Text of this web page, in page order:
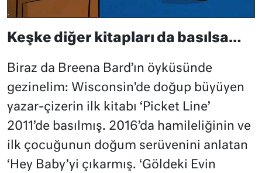
Keşke diğer kitapları da basılsa…
Biraz da Breena Bard’ın öyküsünde
gezinelim: Wisconsin’de doğup büyüyen
yazar-çizerin ilk kitabı ‘Picket Line’
2011’de basılmış. 2016’da hamileliğinin ve
ilk çocuğunun doğum serüvenini anlatan
‘Hey Baby’yi çıkarmış. ‘Göldeki Evin